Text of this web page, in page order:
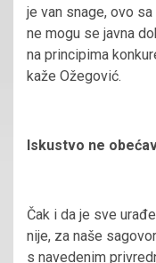
je van snage, ovo
ne mogu se javna
na principima
kaže Ožegović.
Iskustvo ne
Čak i da je sve
nije, za naše
s navedenim